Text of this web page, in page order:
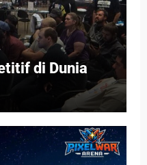
di Dunia